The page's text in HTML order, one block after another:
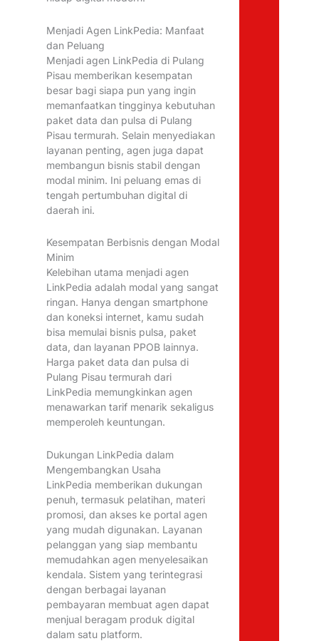
Menjadi Agen LinkPedia: Manfaat
dan Peluang
Menjadi agen LinkPedia di Pulang
Pisau memberikan kesempatan
besar bagi siapa pun yang ingin
memanfaatkan tingginya kebutuhan
paket data dan pulsa di Pulang
Pisau termurah. Selain menyediakan
layanan penting, agen juga dapat
membangun bisnis stabil dengan
modal minim. Ini peluang emas di
tengah pertumbuhan digital di
daerah ini.
Kesempatan Berbisnis dengan Modal
Minim
Kelebihan utama menjadi agen
LinkPedia adalah modal yang sangat
ringan. Hanya dengan smartphone
dan koneksi internet, kamu sudah
bisa memulai bisnis pulsa, paket
data, dan layanan PPOB lainnya.
Harga paket data dan pulsa di
Pulang Pisau termurah dari
LinkPedia memungkinkan agen
menawarkan tarif menarik sekaligus
memperoleh keuntungan.
Dukungan LinkPedia dalam
Mengembangkan Usaha
LinkPedia memberikan dukungan
penuh, termasuk pelatihan, materi
promosi, dan akses ke portal agen
yang mudah digunakan. Layanan
pelanggan yang siap membantu
memudahkan agen menyelesaikan
kendala. Sistem yang terintegrasi
dengan berbagai layanan
pembayaran membuat agen dapat
menjual beragam produk digital
dalam satu platform.